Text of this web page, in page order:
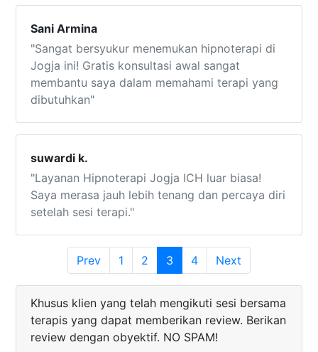
Sani Armina
"Sangat bersyukur menemukan hipnoterapi di
Jogja ini! Gratis konsultasi awal sangat
membantu saya dalam memahami terapi yang
dibutuhkan"
suwardi k.
"Layanan Hipnoterapi Jogja ICH luar biasa!
Saya merasa jauh lebih tenang dan percaya diri
setelah sesi terapi."
Prev 1 2 3 (current)
4 Next
Khusus klien yang telah mengikuti sesi bersama
terapis yang dapat memberikan review. Berikan
review dengan obyektif. NO SPAM!